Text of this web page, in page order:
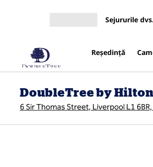
Sejururile dvs.
Reşedinţă
DoubleTree by
6 Sir Thomas Street, Liverpool L1